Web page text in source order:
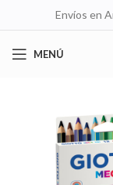
Envíos en
MENÚ